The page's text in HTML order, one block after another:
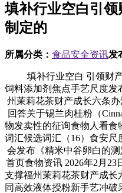
填补行业空白引
制定的
所属分类： 食品安全资讯发
填补行业空白 引领财
饲料添加剂焦点手艺尺度
州茉莉花茶财产成长六条办
回答关于锡兰肉桂粉（
物发卖性的征询食物人看
词汇候选词汇（16）食安
会发布《精米中谷卵白的
首页食物资讯 2026年2月
支撑福州茉莉花茶财产成
同高效液体授粉新手艺冲